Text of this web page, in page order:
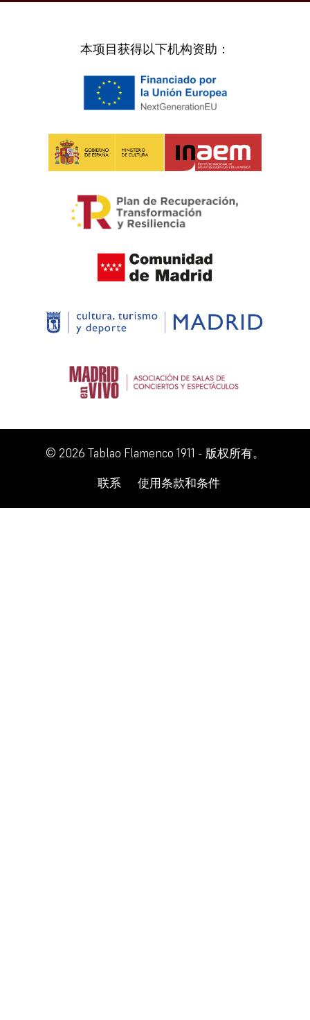
本项目获得以下机构资助：
© 2026 Tablao Flamenco 1911 - 版权所有。
联系
使用条款和条件